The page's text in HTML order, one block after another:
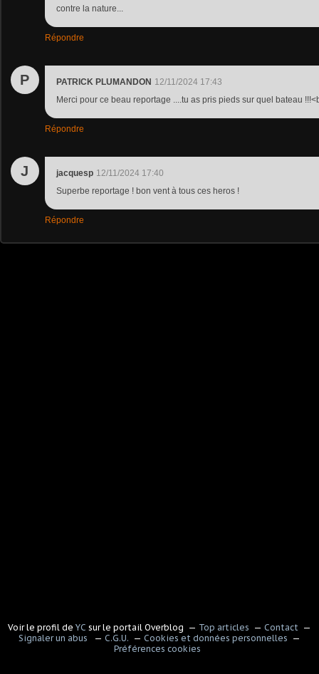
contre la nature...
Répondre
P PATRICK PLUMANDON 12/11/2024 17:43
Merci pour ce beau reportage ....tu as pris pieds sur quel bateau
Répondre
J jacquesp 12/11/2024 17:40
Superbe reportage ! bon vent à tous ces heros !
Répondre
Voir le profil de YC sur le portail Overblog Top articles
Contact
Signaler un abus
C.G.U.
Cookies et données personnelles
Préférences cookies